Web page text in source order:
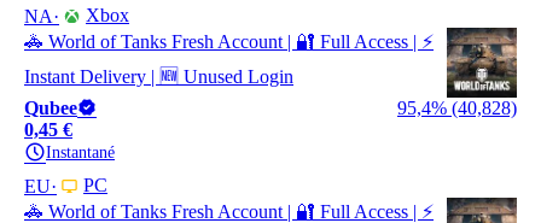
NA
Xbox
🚓 World of Tanks Fresh Account | 🔐 Full Access | ⚡
Instant Delivery | 🆕 Unused Login
Qubee
95,4% (40,828)
0,45 €
Instantané
EU
PC
🚓 World of Tanks Fresh Account | 🔐 Full Access | ⚡